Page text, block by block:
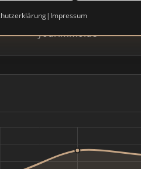
| Impressum
Domain:
yourimmo.de